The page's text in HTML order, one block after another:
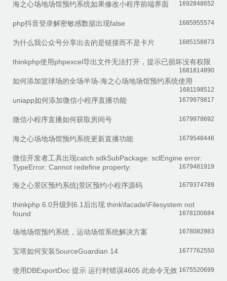
海之心场地场馆预约系统如果修改小程序前端界面 1692848652
php抖音登录解密敏感数据出现false 1685955574
为什么我公众号分享出去的是链接而不是卡片 1685158873
thinkphp使用phpexcel导出文件无法打开，提示已损坏没有权限
1681814890
如何添加篮球场的全场半场-海之心场地场馆预约系统使用
1681198512
uniapp如何添加微信小程序直播功能 1679979817
微信小程序直播如何获取房间号 1679978692
海之心场地场馆预约系统更新直播功能 1679548446
微信开发者工具出现catch sdkSubPackage: sclEngine error:
TypeError: Cannot redefine property:
1679481919
海之心景区预约系统|景区预约小程序源码 1679374789
thinkphp 6.0升级到6.1后出现 think\facade\Filesystem not
found
1678100684
场地场馆预约系统，运动场馆系统解决方案 1678082983
宝塔如何安装SourceGuardian 14 1677762550
使用DBExportDoc 提示 运行时错误4605 此命令无效 1675520699